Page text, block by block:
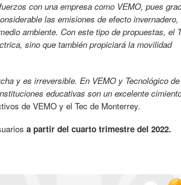
con una empresa como VEMO, pues
las emisiones de efecto invernadero,
ambiente. Con este tipo de propuestas, el
sino que también propiciará la movilidad
y es irreversible. En VEMO y Tecnológico de
educativas son un excelente
de VEMO y el Tec de Monterrey.
a partir del cuarto trimestre del 2022.